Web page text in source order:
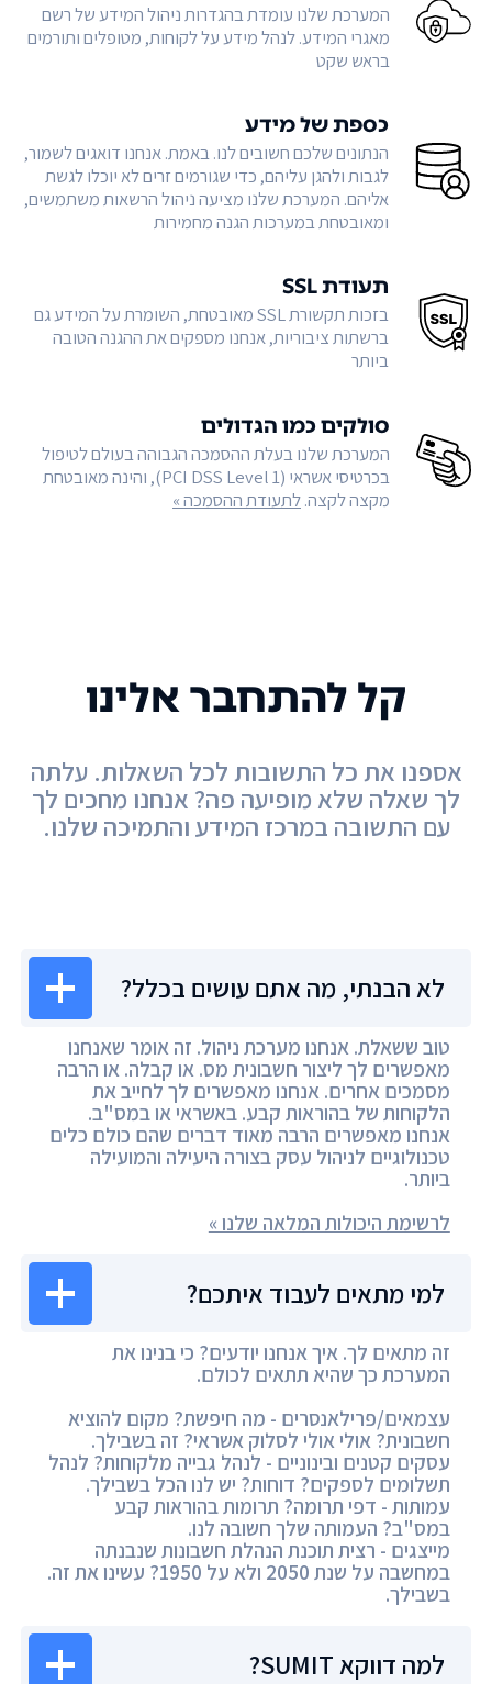
המערכת שלנו עומדת בהגדרות ניהול המידע של רשם
מאגרי המידע. לנהל מידע על לקוחות, מטופלים ותורמים
בראש שקט
כספת של מידע
הנתונים שלכם חשובים לנו. באמת. אנחנו דואגים לשמור,
לגבות ולהגן עליהם, כדי שגורמים זרים לא יוכלו לגשת
אליהם. המערכת שלנו מציעה ניהול הרשאות משתמשים,
ומאובטחת במערכות הגנה מחמירות
תעודת SSL
בזכות תקשורת SSL מאובטחת, השומרת על המידע גם
ברשתות ציבוריות, אנחנו מספקים את ההגנה הטובה
ביותר
סולקים כמו הגדולים
המערכת שלנו בעלת ההסמכה הגבוהה בעולם לטיפול
בכרטיסי אשראי (PCI DSS Level 1), והינה מאובטחת
מקצה לקצה.לתעודת ההסמכה »
לא הבנתי, מה אתם עושים בכלל?
טוב ששאלת. אנחנו מערכת ניהול. זה אומר שאנחנו
מאפשרים לך ליצור חשבונית מס. או קבלה. או הרבה
מסמכים אחרים. אנחנו מאפשרים לך לחייב את
הלקוחות של בהוראות קבע. באשראי או במס"ב.
אנחנו מאפשרים הרבה מאוד דברים שהם כולם כלים
טכנולוגיים לניהול עסק בצורה היעילה והמועילה
ביותר.
לרשימת היכולות המלאה שלנו »
למי מתאים לעבוד איתכם?
זה מתאים לך. איך אנחנו יודעים? כי בנינו את
המערכת כך שהיא תתאים לכולם.
עצמאים/פרילאנסרים - מה חיפשת? מקום להוציא
חשבונית? אולי אולי לסלוק אשראי? זה בשבילך.
עסקים קטנים ובינוניים - לנהל גבייה מלקוחות? לנהל
תשלומים לספקים? דוחות? יש לנו הכל בשבילך.
עמותות - דפי תרומה? תרומות בהוראות קבע
במס"ב? העמותה שלך חשובה לנו.
מייצגים - רצית תוכנת הנהלת חשבונות שנבנתה
במחשבה על שנת 2050 ולא על 1950? עשינו את זה.
בשבילך.
למה דווקא SUMIT?
קל להתחבר אלינו
אספנו את כל התשובות לכל השאלות. עלתה
לך שאלה שלא מופיעה פה? אנחנו מחכים לך
עם התשובה במרכז המידע והתמיכה שלנו.